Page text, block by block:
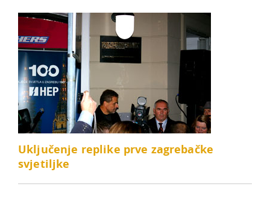
Uključenje replike prve zagrebačke
svjetiljke